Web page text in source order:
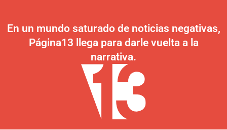
En un mundo saturado de noticias negativas,
Página13 llega para darle vuelta a la
narrativa.